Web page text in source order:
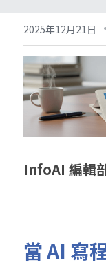
2025年12月21日 ·
InfoAI 編輯
當 AI 寫